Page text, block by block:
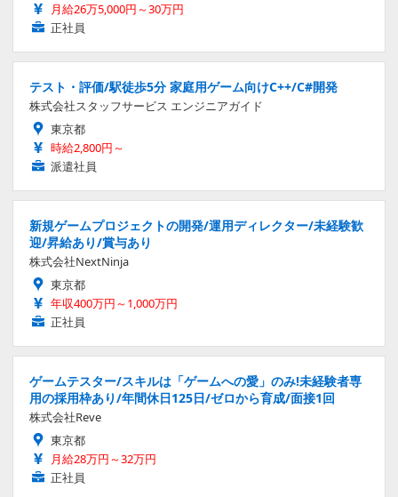
月給26万5,000円～30万円
正社員
テスト・評価/駅徒歩5分 家庭用ゲーム向けC++/C#開発
株式会社スタッフサービス エンジニアガイド
東京都
時給2,800円～
派遣社員
新規ゲームプロジェクトの開発/運用ディレクター/未経験歓
迎/昇給あり/賞与あり
株式会社NextNinja
東京都
年収400万円～1,000万円
正社員
ゲームテスター/スキルは「ゲームへの愛」のみ!未経験者専
用の採用枠あり/年間休日125日/ゼロから育成/面接1回
株式会社Reve
東京都
月給28万円～32万円
正社員